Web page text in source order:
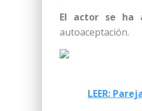
El actor se ha
autoaceptación.
LEER: